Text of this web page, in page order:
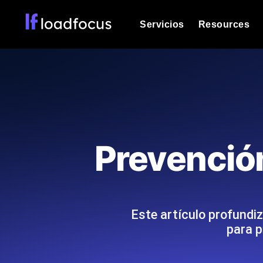
Servicios
ubicaciones cloud con análisis de IA.
Resources
Explorar categorías de
glosario
Este artículo
para